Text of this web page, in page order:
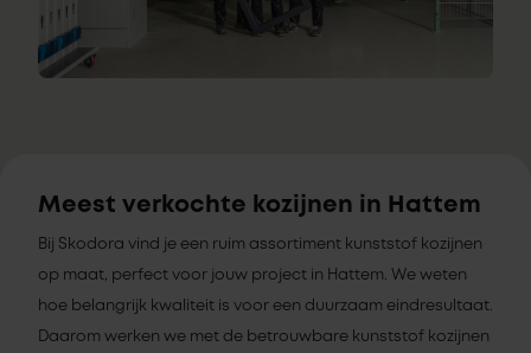
Meest verkochte kozijnen in Hattem
Bij Skodora vind je een ruim assortiment kunststof kozijnen
op maat, perfect voor jouw project in Hattem. We weten
hoe belangrijk kwaliteit is voor een duurzaam eindresultaat.
Daarom werken we met de betrouwbare kunststof kozijnen